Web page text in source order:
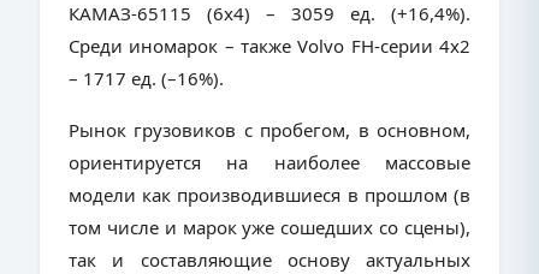
КАМАЗ-65115 (6х4) – 3059 ед. (+16,4%).
Среди иномарок – также Volvo FH-серии 4х2
– 1717 ед. (–16%).
Рынок грузовиков с пробегом, в основном,
ориентируется на наиболее массовые
модели как производившиеся в прошлом (в
том числе и марок уже сошедших со сцены),
так и составляющие основу актуальных